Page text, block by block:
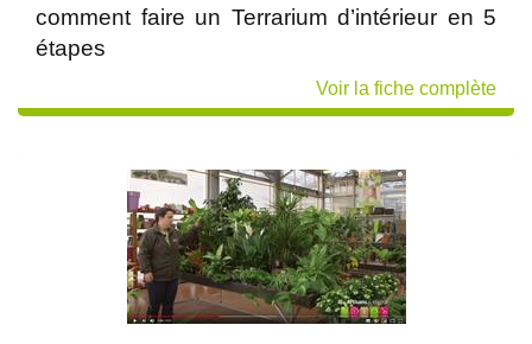
comment faire un Terrarium d’intérieur en 5
étapes
Voir la fiche complète